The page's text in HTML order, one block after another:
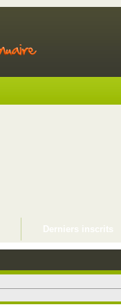
Derniers inscrits